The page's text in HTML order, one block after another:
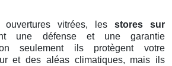
vitrées, les stores
sur
une défense et une garantie
seulement ils protègent votre
et des aléas climatiques, mais ils